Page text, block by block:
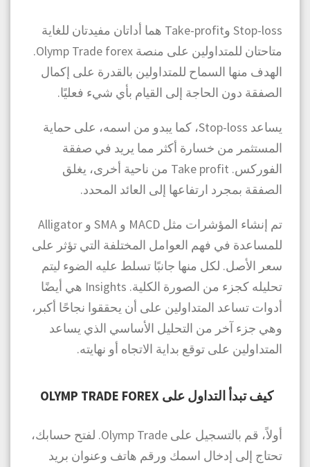
Stop-loss وTake-profit هما أداتان مفيدتان للغاية
متاحتان للمتداولين على منصة Olymp Trade forex.
الهدف منها السماح للمتداولين بالقدرة على إكمال
الصفقة دون الحاجة إلى القيام بأي شيء فعليًا.
يساعد Stop-loss، كما يبدو من اسمه، على حماية
المستثمر من خسارة أكثر مما يريد في صفقة
الفوركس. Take profit من ناحية أخرى، يغلق
الصفقة بمجرد ارتفاعها إلى العائد المحدد.
تم إنشاء المؤشرات مثل MACD و SMA و Alligator
للمساعدة في فهم العوامل المختلفة التي تؤثر على
سعر الأصل. لكل منها جانبًا تسلط عليه الضوء ليتم
تحليله كجزء من الصورة الكلية. Insights هي أيضًا
أدوات تساعد المتداولين على أن يحققوا نجاحًا أكبر،
وهي جزء آخر من التحليل الأساسي الذي يساعد
المتداولين على توقع بداية الاتجاه أو نهايته.
كيف تبدأ التداول على OLYMP TRADE FOREX
أولاً، قم بالتسجيل على Olymp Trade. لفتح حسابك،
تحتاج إلى إدخال اسمك ورقم هاتف وعنوان بريد